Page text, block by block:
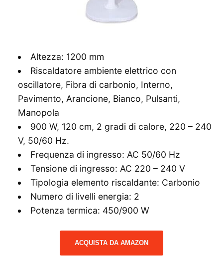
Altezza: 1200 mm
Riscaldatore ambiente elettrico con
oscillatore, Fibra di carbonio, Interno,
Pavimento, Arancione, Bianco, Pulsanti,
Manopola
900 W, 120 cm, 2 gradi di calore, 220 – 240
V, 50/60 Hz.
Frequenza di ingresso: AC 50/60 Hz
Tensione di ingresso: AC 220 – 240 V
Tipologia elemento riscaldante: Carbonio
Numero di livelli energia: 2
Potenza termica: 450/900 W
ACQUISTA DA AMAZON